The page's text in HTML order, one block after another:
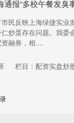
报“多校午餐发臭
民反映上海绿捷实业
炒蛋存在问题。我委
融券，相....
栏目：配资实盘炒